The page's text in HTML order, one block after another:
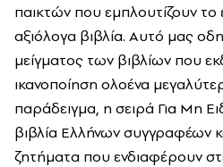
παικτών που εμπλουτίζουν το
αξιόλογα βιβλία. Αυτό μας
μείγματος των βιβλίων που
ικανοποίηση ολοένα
παράδειγμα, η σειρά Για Μη
βιβλία Ελλήνων συγγραφέων
ζητήματα που ενδιαφέρουν